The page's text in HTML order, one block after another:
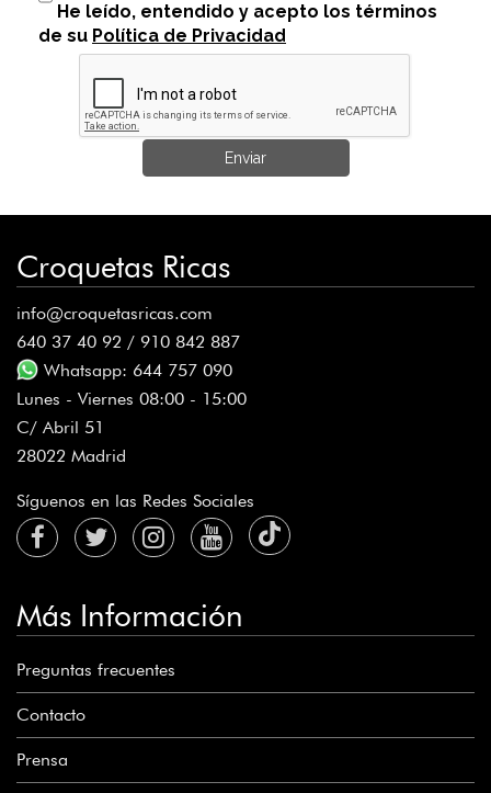
He leído, entendido y acepto los términos
de su Política de Privacidad
Enviar
Croquetas Ricas
info@croquetasricas.com
640 37 40 92 / 910 842 887
Whatsapp: 644 757 090
Lunes - Viernes 08:00 - 15:00
C/ Abril 51
28022 Madrid
Síguenos en las Redes Sociales
Más Información
Preguntas frecuentes
Contacto
Prensa